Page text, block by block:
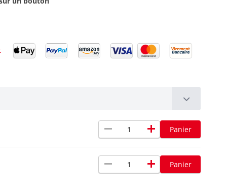
remove add Panier
remove add Panier